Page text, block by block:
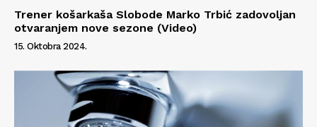
Trener košarkaša Slobode Marko Trbić zadovoljan
otvaranjem nove sezone (Video)
15. Oktobra 2024.